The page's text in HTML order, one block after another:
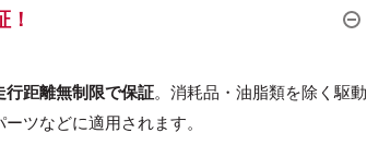
！
行距離無制限で保証。消耗品・油脂類を除く駆動
ツなどに適用されます。